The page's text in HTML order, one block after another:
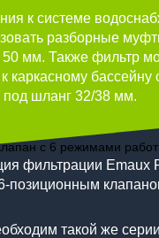
к системе
разборные
50 мм. Также фильтр
каркасному
под шланг 32/38 мм.
фильтрации Emaux
позиционным
такой же